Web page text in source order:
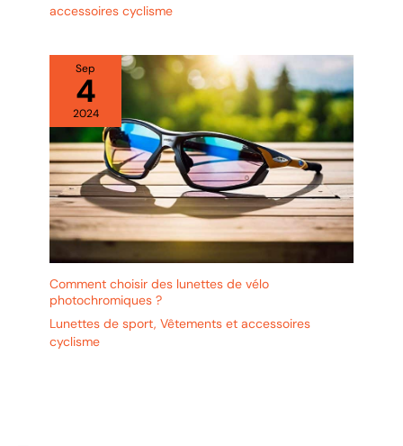
accessoires cyclisme
Sep
4
2024
Comment choisir des lunettes de vélo
photochromiques ?
Lunettes de sport, Vêtements et accessoires
cyclisme